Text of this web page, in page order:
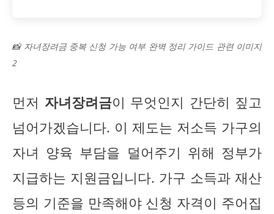
📸 자녀장려금 중복 신청 가능 여부 완벽 정리 가이드 관련 이미지
2
먼저 자녀장려금이 무엇인지 간단히 짚고
넘어가겠습니다. 이 제도는 저소득 가구의
자녀 양육 부담을 덜어주기 위해 정부가
지급하는 지원금입니다. 가구 소득과 재산
등의 기준을 만족해야 신청 자격이 주어집